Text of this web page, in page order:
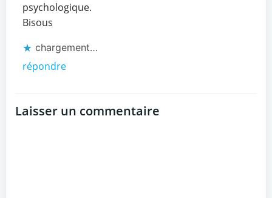
psychologique.
Bisous
chargement…
répondre
Laisser un commentaire